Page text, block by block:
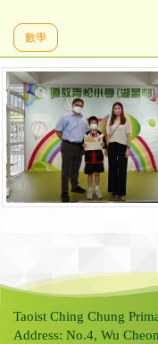
數學
Taoist Ching Chung
Address: No.4, Wu